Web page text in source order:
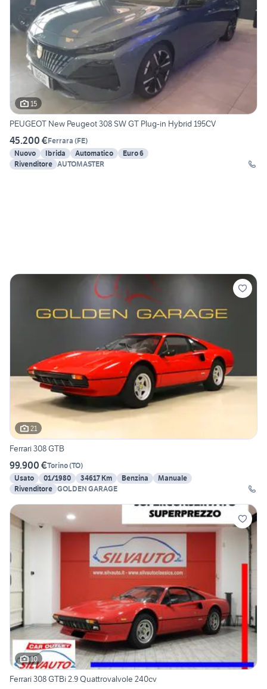
15
PEUGEOT New Peugeot 308 SW GT Plug-in Hybrid 195CV
45.200 €Ferrara (FE)
Nuovo
Ibrida Automatico
Euro 6
Rivenditore AUTOMASTER
21
Ferrari 308 GTB
99.900 €Torino(TO)
Usato
01/1980 34617 Km Benzina
Manuale
Rivenditore GOLDEN GARAGE
10
Ferrari 308 GTBi 2.9 Quattrovalvole 240cv